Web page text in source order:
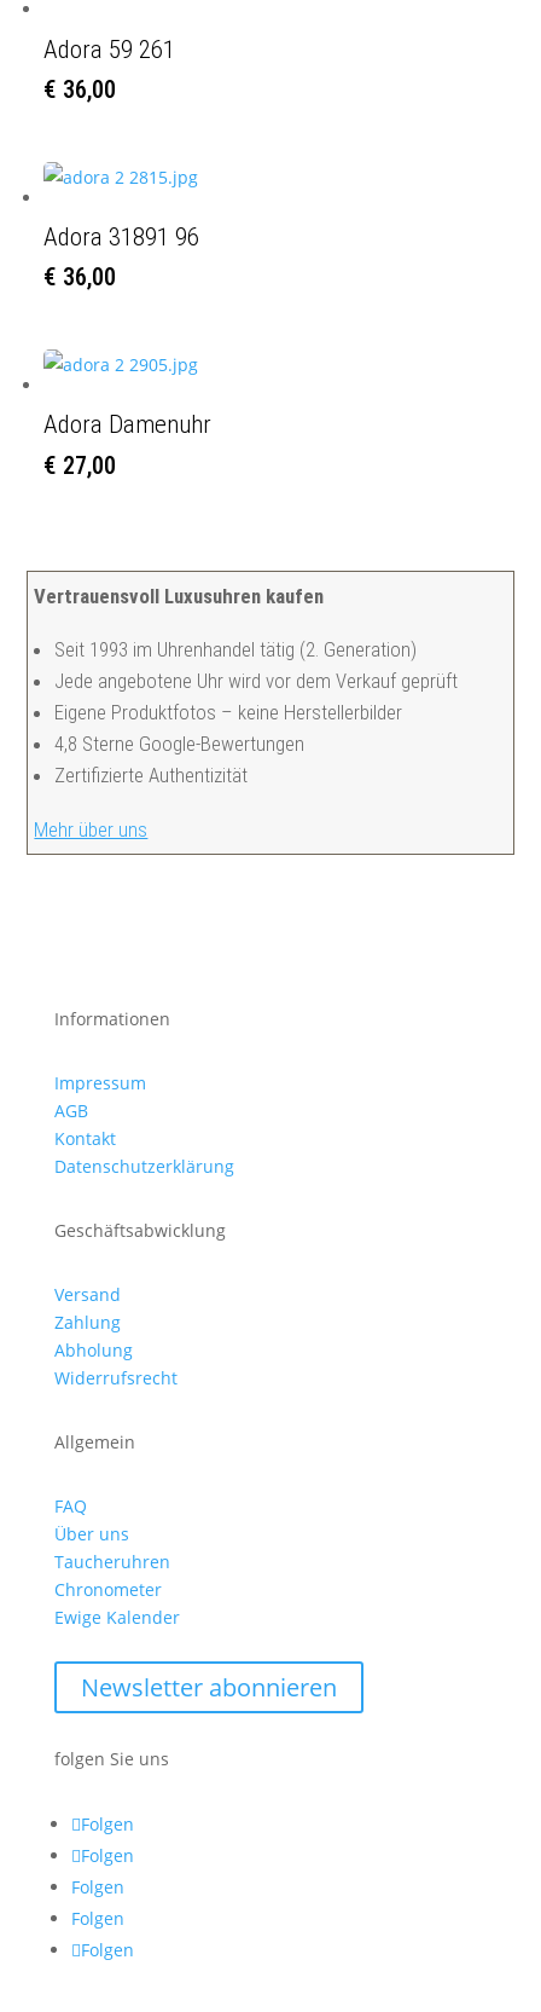
Adora 59 261
€ 36,00
Adora 31891 96
€ 36,00
Adora Damenuhr
€ 27,00
Vertrauensvoll Luxusuhren kaufen
Seit 1993 im Uhrenhandel tätig (2. Generation)
Jede angebotene Uhr wird vor dem Verkauf geprüft
Eigene Produktfotos – keine Herstellerbilder
4,8 Sterne Google-Bewertungen
Zertifizierte Authentizität
Mehr über uns
Informationen
Impressum
AGB
Kontakt
Datenschutzerklärung
Geschäftsabwicklung
Versand
Zahlung
Abholung
Widerrufsrecht
Allgemein
FAQ
Über uns
Taucheruhren
Chronometer
Ewige Kalender
Newsletter abonnieren
folgen Sie uns
Folgen
Folgen
Folgen
Folgen
Folgen